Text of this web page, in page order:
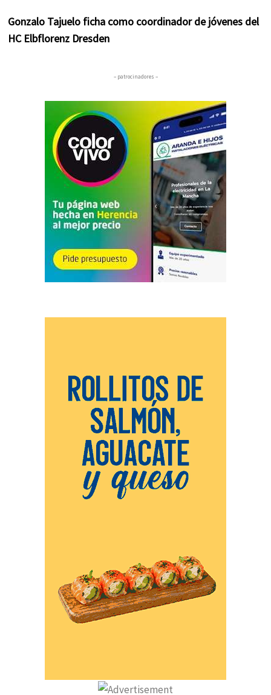
Gonzalo Tajuelo ficha como coordinador de jóvenes del
HC Elbflorenz Dresden
– patrocinadores –